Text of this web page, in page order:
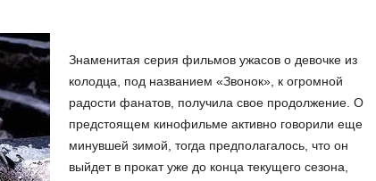
Знаменитая серия фильмов ужасов о девочке из
колодца, под названием «Звонок», к огромной
радости фанатов, получила свое продолжение. О
предстоящем кинофильме активно говорили еще
минувшей зимой, тогда предполагалось, что он
выйдет в прокат уже до конца текущего сезона,